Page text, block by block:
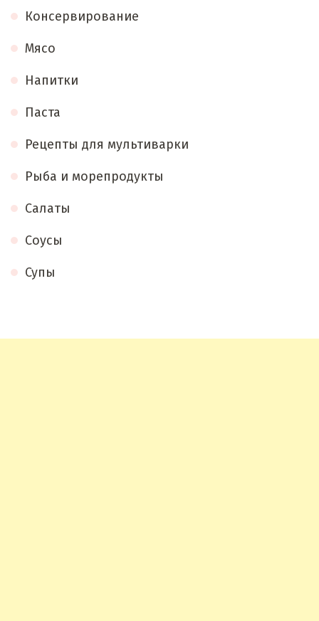
Консервирование
Мясо
Напитки
Паста
Рецепты для мультиварки
Рыба и морепродукты
Салаты
Соусы
Супы